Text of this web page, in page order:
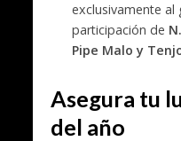
exclusivamente al
participación de
Pipe Malo y
Asegura tu
del año